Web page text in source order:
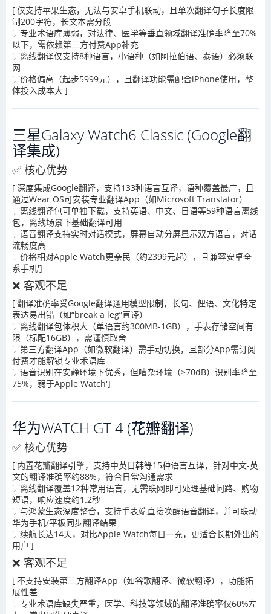
['仅支持苹果生态，无法与安卓手机联动，且单次翻译句子长度限
制200字符，长文本需分段
', '专业术语库薄弱，对法律、医学等垂直领域翻译准确率降至70%
以下，需依赖第三方付费App补充
', '离线翻译仅支持8种语言，小语种（如阿拉伯语、泰语）必须联
网
', '价格偏高（起步5999元），且翻译功能需配合iPhone使用，整
体投入成本大']
三星Galaxy Watch6 Classic (Google翻
译集成)
✅ 核心优势
['深度集成Google翻译，支持133种语言互译，语种覆盖最广，且
通过Wear OS可安装专业翻译App（如Microsoft Translator）
', '离线翻译包可单独下载，支持英语、中文、日语等59种语言离线
包，离线场景下基础翻译可用
', '语音翻译支持实时对话模式，屏幕自动分屏显示双方语言，对话
流畅度高
', '价格相对Apple Watch更亲民（约2399元起），且兼容安卓全
系手机']
❌ 客观不足
['翻译准确率受Google翻译通用模型限制，长句、俚语、文化特定
表达易出错（如“break a leg”直译）
', '离线翻译包体积大（单语言约300MB-1GB），手表存储空间有
限（标配16GB），需谨慎取舍
', '第三方翻译App（如微软翻译）需手动切换，且部分App需订阅
付费才能解锁专业术语库
', '语音识别在安静环境下优秀，但嘈杂环境（>70dB）识别率降至
75%，弱于Apple Watch']
华为WATCH GT 4 (花瓣翻译)
✅ 核心优势
['内置花瓣翻译引擎，支持中英日韩等15种语言互译，针对中文-英
文的翻译准确率约88%，符合日常沟通需求
', '离线翻译覆盖12种常用语言，无需联网即可处理基础问路、购物
短语，响应速度约1.2秒
', '与鸿蒙生态深度整合，支持手表端直接唤醒语音翻译，并可联动
华为手机/平板同步翻译结果
', '续航长达14天，对比Apple Watch每日一充，更适合长期外出的
用户']
❌ 客观不足
['不支持安装第三方翻译App（如谷歌翻译、微软翻译），功能拓
展性差
', '专业术语库缺失严重，医学、科技等领域的翻译准确率仅60%左